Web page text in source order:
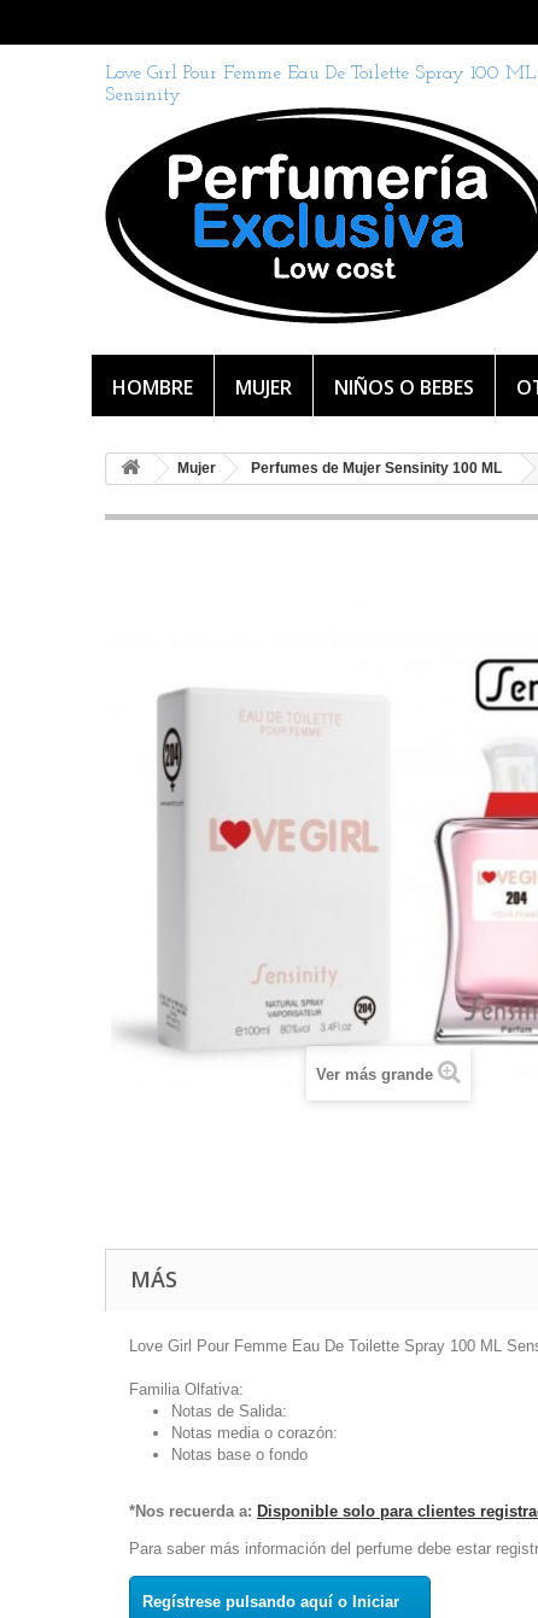
Love Girl Pour Femme Eau De Toilette Spray 100 ML
Sensinity
HOMBRE MUJER NIÑOS O BEBES
Mujer Perfumes de Mujer Sensinity 100 ML
Ver más grande
MÁS
Love Girl Pour Femme Eau De Toilette Spray 100 ML
Familia Olfativa:
Notas de Salida:
Notas media o corazón:
Notas base o fondo
*Nos recuerda a: Disponible solo para clientes
Para saber más información del perfume debe estar
Regístrese pulsando aquí o Iniciar